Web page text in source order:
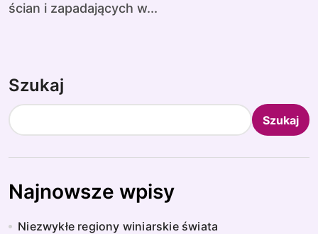
ścian i zapadających w...
Szukaj
Szukaj
Najnowsze wpisy
Niezwykłe regiony winiarskie świata